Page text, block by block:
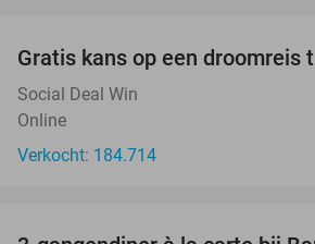
Gratis kans op een droomreis
Social Deal Win
Online
Verkocht: 184.714